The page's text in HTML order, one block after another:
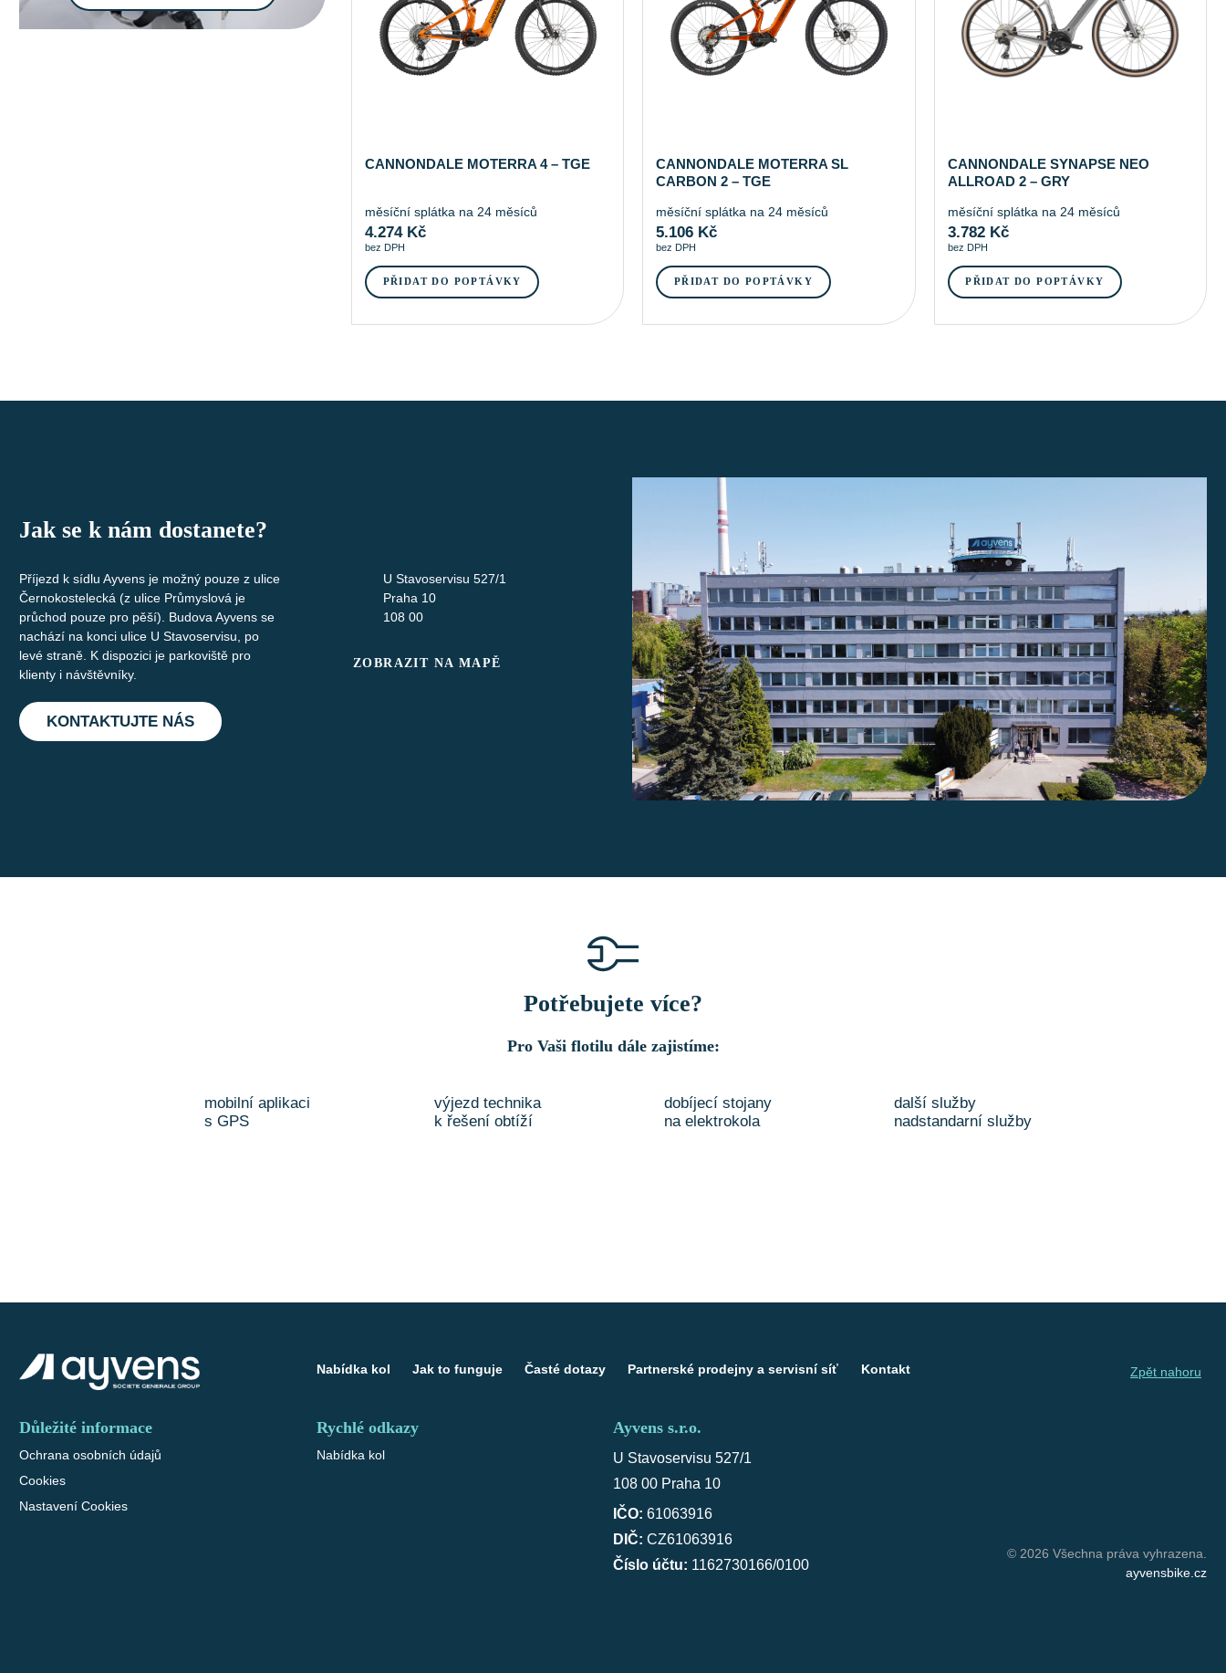
CANNONDALE MOTERRA 4 – TGE
měsíční splátka na 24 měsíců
4.274 Kč
bez DPH
PŘIDAT DO POPTÁVKY
CANNONDALE MOTERRA SL
CARBON 2 – TGE
měsíční splátka na 24 měsíců
5.106 Kč
bez DPH
PŘIDAT DO POPTÁVKY
CANNONDALE SYNAPSE NEO
ALLROAD 2 – GRY
měsíční splátka na 24 měsíců
3.782 Kč
bez DPH
PŘIDAT DO POPTÁVKY
Jak se k nám dostanete?
Příjezd k sídlu Ayvens je možný pouze z ulice
Černokostelecká (z ulice Průmyslová je
průchod pouze pro pěší). Budova Ayvens se
nachází na konci ulice U Stavoservisu, po
levé straně. K dispozici je parkoviště pro
klienty i návštěvníky.
KONTAKTUJTE NÁS
U Stavoservisu 527/1
Praha 10
108 00
ZOBRAZIT NA MAPĚ
Potřebujete více?
Pro Vaši flotilu dále zajistíme:
mobilní aplikaci
s GPS
výjezd technika
k řešení obtíží
dobíjecí stojany
na elektrokola
další služby
nadstandarní služby
Nabídka kol Jak to funguje Časté dotazy Partnerské prodejny a servisní síť Kontakt Zpět nahoru
Důležité informace
Ochrana osobních údajů
Cookies
Nastavení Cookies
Rychlé odkazy
Nabídka kol
Ayvens s.r.o.
U Stavoservisu 527/1
108 00 Praha 10
IČO: 61063916
DIČ: CZ61063916
Číslo účtu: 1162730166/0100
© 2026 Všechna práva vyhrazena.
ayvensbike.cz